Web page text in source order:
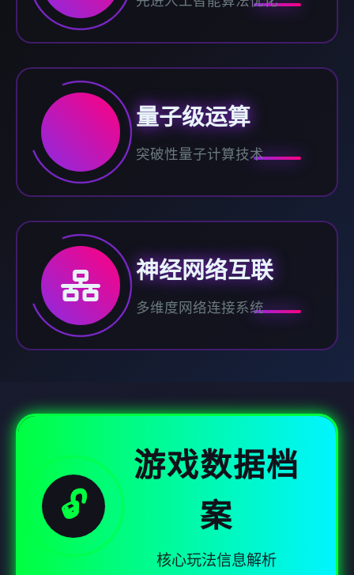
量子级运算
突破性量子计算技术
神经网络互联
多维度网络连接系统
🔓
游戏数据档
案
核心玩法信息解析